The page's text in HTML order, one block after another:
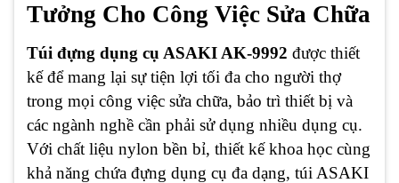
Tưởng Cho Công Việc Sửa Chữa
Túi đựng dụng cụ ASAKI AK-9992 được thiết
kế để mang lại sự tiện lợi tối đa cho người thợ
trong mọi công việc sửa chữa, bảo trì thiết bị và
các ngành nghề cần phải sử dụng nhiều dụng cụ.
Với chất liệu nylon bền bỉ, thiết kế khoa học cùng
khả năng chứa đựng dụng cụ đa dạng, túi ASAKI